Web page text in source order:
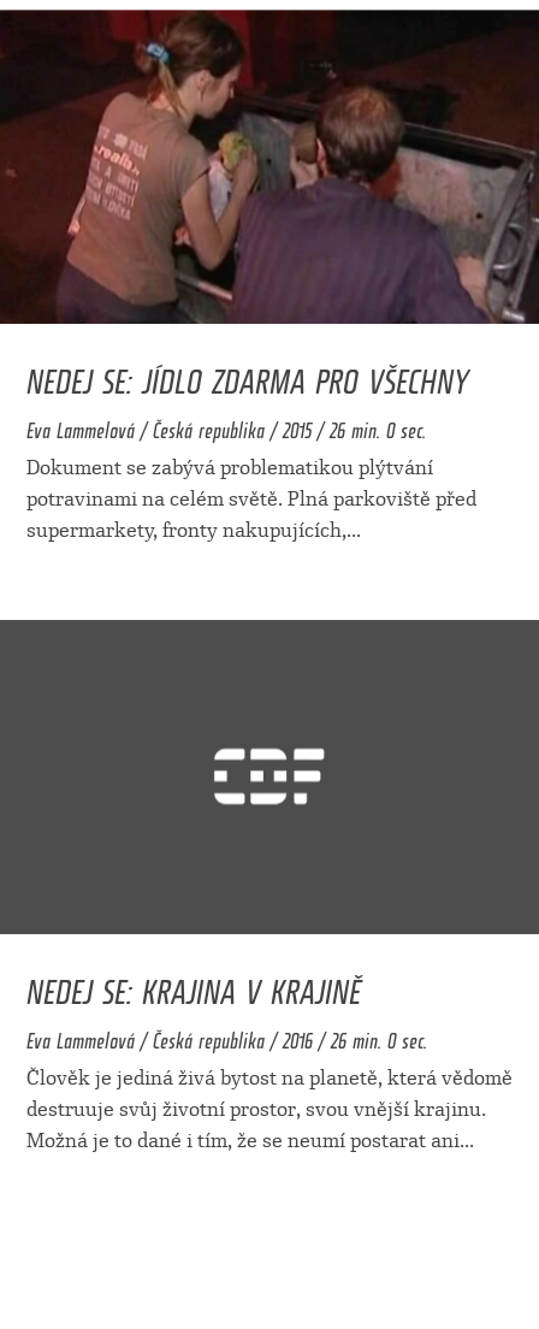
NEDEJ SE: JÍDLO ZDARMA PRO VŠECHNY
Eva Lammelová / Česká republika / 2015 / 26 min. 0 sec.
Dokument se zabývá problematikou plýtvání
potravinami na celém světě. Plná parkoviště před
supermarkety, fronty nakupujících,...
NEDEJ SE: KRAJINA V KRAJINĚ
Eva Lammelová / Česká republika / 2016 / 26 min. 0 sec.
Člověk je jediná živá bytost na planetě, která vědomě
destruuje svůj životní prostor, svou vnější krajinu.
Možná je to dané i tím, že se neumí postarat ani...